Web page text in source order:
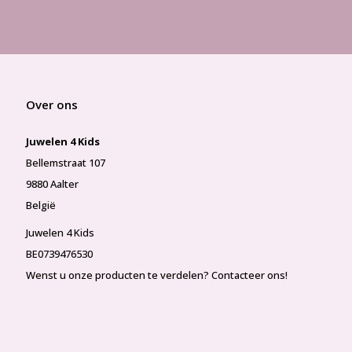
Over ons
Juwelen 4 Kids
Bellemstraat 107
9880 Aalter
België
Juwelen 4 Kids
BE0739476530
Wenst u onze producten te verdelen? Contacteer ons!